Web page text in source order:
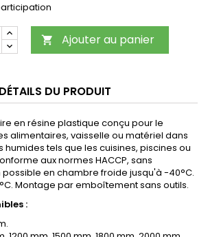
 Ajouter au panier
DÉTAILS DU PRODUIT
en résine plastique conçu pour le
alimentaires, vaisselle ou matériel dans
tels que les cuisines, piscines ou
aux normes HACCP, sans
en chambre froide jusqu'à -40°C.
Montage par emboîtement sans outils.
: